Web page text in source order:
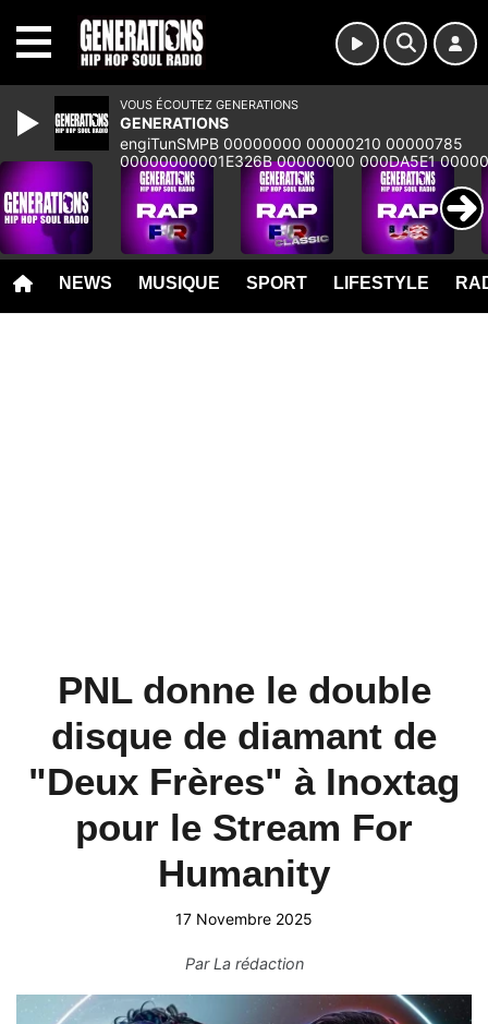
NEWS MUSIQUE SPORT LIFESTYLE
PNL donne le double
disque de diamant de
"Deux Frères" à Inoxtag
pour le Stream For
Humanity
17 Novembre 2025
ParLa rédaction
VOUS ÉCOUTEZ GENERATIONS
GENERATIONS
engiTunSMPB 00000000 00000210 00000785
00000000001E326B 00000000 000DA5E1
00000000 00000000 00000000 00000000